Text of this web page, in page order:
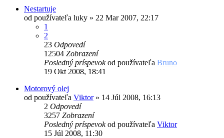
Nestartuje
od používateľa luky » 22 Mar 2007, 22:17
1
2
23 Odpovedí
12504 Zobrazení
Posledný príspevokod používateľa Bruno
19 Okt 2008, 18:41
Motorový olej
od používateľa Viktor» 14 Júl 2008, 16:13
2 Odpovedí
3257 Zobrazení
Posledný príspevokod používateľa Viktor
15 Júl 2008, 11:30